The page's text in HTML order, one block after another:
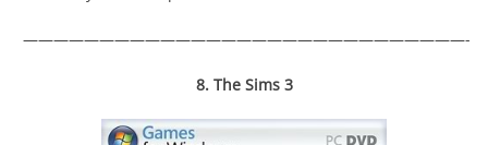
—————————————————————————————-
8. The Sims 3